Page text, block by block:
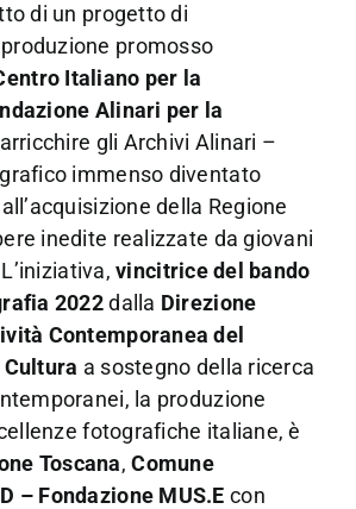
di un progetto di
promosso
Italiano per la
Alinari per la
gli Archivi Alinari –
immenso diventato
della Regione
inedite realizzate da giovani
vincitrice del bando
2022dalla Direzione
Contemporanea del
a sostegno della ricerca
la produzione
fotografiche italiane, è
Toscana,Comune
– Fondazione MUS.E con